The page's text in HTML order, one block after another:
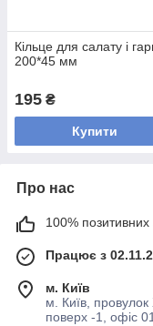
Кільце для салату і
200*45 мм
195 ₴
Купити
Про нас
100% позитивних
Працює з
м. Київ
м. Київ, провулок
поверх -1, офіс